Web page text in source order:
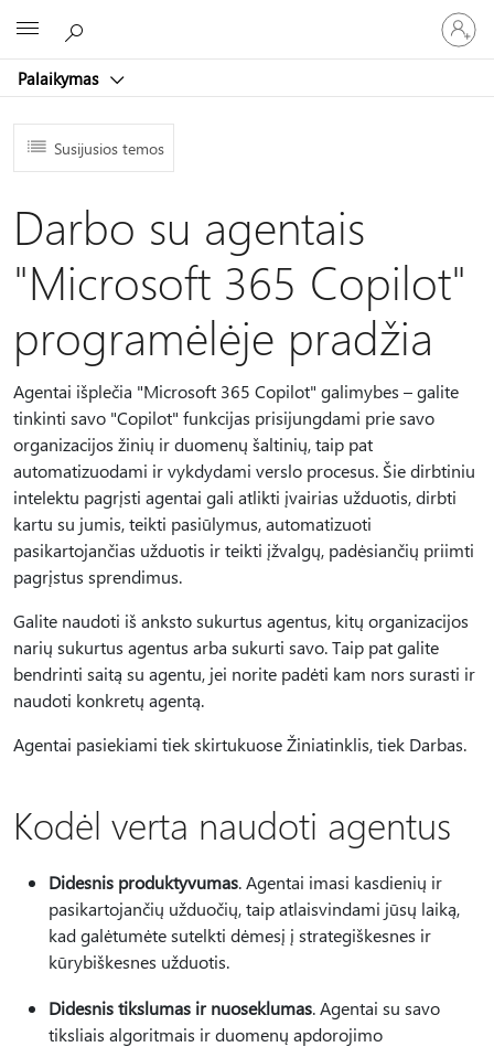
Palaikymas
prie
paskyros
Susijusios temos
Darbo su agentais
"Microsoft 365 Copilot"
programėlėje pradžia
Agentai išplečia "Microsoft 365 Copilot" galimybes – galite
tinkinti savo "Copilot" funkcijas prisijungdami prie savo
organizacijos žinių ir duomenų šaltinių, taip pat
automatizuodami ir vykdydami verslo procesus. Šie dirbtiniu
intelektu pagrįsti agentai gali atlikti įvairias užduotis, dirbti
kartu su jumis, teikti pasiūlymus, automatizuoti
pasikartojančias užduotis ir teikti įžvalgų, padėsiančių priimti
pagrįstus sprendimus.
Galite naudoti iš anksto sukurtus agentus, kitų organizacijos
narių sukurtus agentus arba sukurti savo. Taip pat galite
bendrinti saitą su agentu, jei norite padėti kam nors surasti ir
naudoti konkretų agentą.
Agentai pasiekiami tiek skirtukuose Žiniatinklis, tiek Darbas.
Kodėl verta naudoti agentus
Didesnis produktyvumas. Agentai imasi kasdienių ir
pasikartojančių užduočių, taip atlaisvindami jūsų laiką,
kad galėtumėte sutelkti dėmesį į strategiškesnes ir
kūrybiškesnes užduotis.
Didesnis tikslumas ir nuoseklumas. Agentai su savo
tiksliais algoritmais ir duomenų apdorojimo